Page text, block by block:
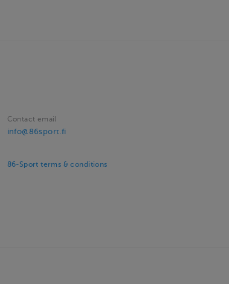
Contact email
info@86sport.fi
86-Sport terms & conditions